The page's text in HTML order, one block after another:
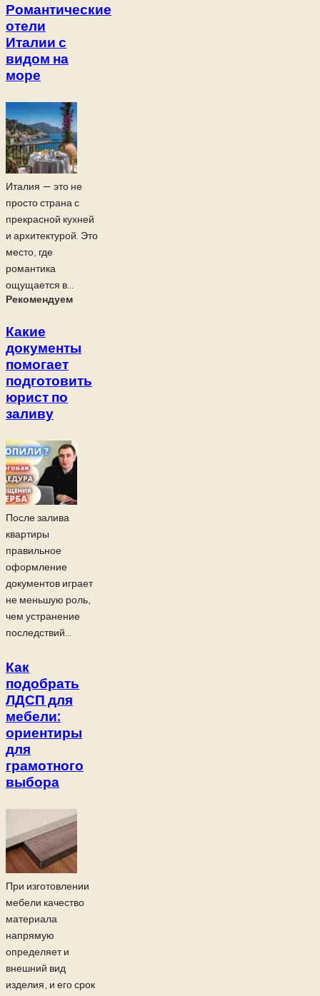
Романтические
отели
Италии с
видом на
море
Италия — это не
просто страна с
прекрасной кухней
и архитектурой. Это
место, где
романтика
ощущается в...
Рекомендуем
Какие
документы
помогает
подготовить
юрист по
заливу
После залива
квартиры
правильное
оформление
документов играет
не меньшую роль,
чем устранение
последствий...
Как
подобрать
ЛДСП для
мебели:
ориентиры
для
грамотного
выбора
При изготовлении
мебели качество
материала
напрямую
определяет и
внешний вид
изделия, и его срок